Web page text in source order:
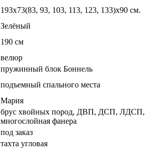
193х73(83, 93, 103, 113, 123, 133)х90 см.
Зелёный
190 см
велюр
пружинный блок Боннель
подъемный спального места
Мария
брус хвойных пород, ДВП, ДСП, ЛДСП,
многослойная фанера
под заказ
тахта угловая